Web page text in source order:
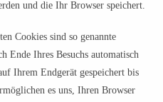
und die Ihr Browser speichert.
Cookies sind so genannte
Ende Ihres Besuchs automatisch
Ihrem Endgerät gespeichert bis
es uns, Ihren Browser